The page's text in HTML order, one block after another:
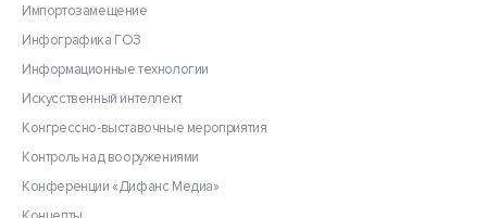
Импортозамещение
Инфографика ГОЗ
Информационные технологии
Искусственный интеллект
Конгрессно-выставочные мероприятия
Контроль над вооружениями
Конференции «Дифанс Медиа»